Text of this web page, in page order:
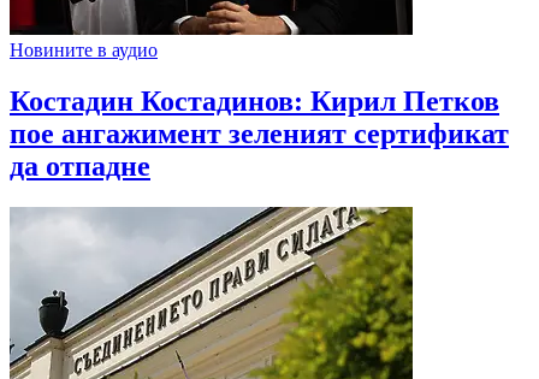
Новините в аудио
Костадин Костадинов: Кирил Петков
пое ангажимент зеленият сертификат
да отпадне